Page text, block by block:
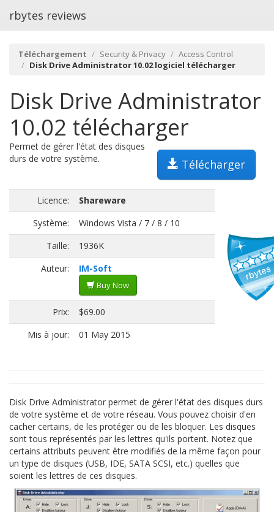
rbytes reviews
Téléchargement Security & Privacy
Access Control
Disk Drive Administrator 10.02 logiciel télécharger
Disk Drive Administrator
10.02 télécharger
Télécharger
Permet de gérer l'état des disques
durs de votre système.
Licence:
Shareware
Système:
Windows Vista / 7 / 8 / 10
Taille:
1936K
Auteur:
IM-Soft
Buy Now
Prix:
$69.00
Mis à jour:
01 May 2015
Disk Drive Administrator permet de gérer l'état des disques durs
de votre système et de votre réseau. Vous pouvez choisir d'en
cacher certains, de les protéger ou de les bloquer. Les disques
sont tous représentés par les lettres qu'ils portent. Notez que
certains attributs peuvent être modifiés de la même façon pour
un type de disques (USB, IDE, SATA SCSI, etc.) quelles que
soient les lettres de ces disques.